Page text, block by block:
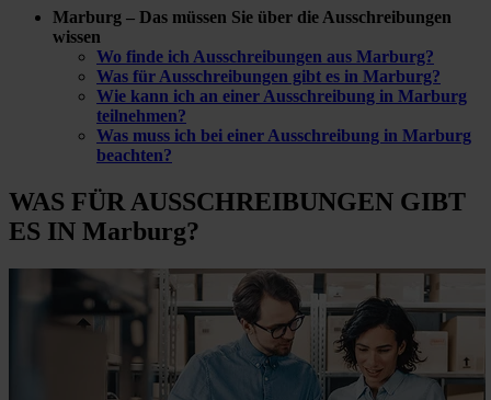
Marburg – Das müssen Sie über die Ausschreibungen
wissen
Wo finde ich Ausschreibungen aus Marburg?
Was für Ausschreibungen gibt es in Marburg?
Wie kann ich an einer Ausschreibung in Marburg
teilnehmen?
Was muss ich bei einer Ausschreibung in Marburg
beachten?
WAS FÜRAUSSCHREIBUNGEN GIBT
ES IN Marburg?